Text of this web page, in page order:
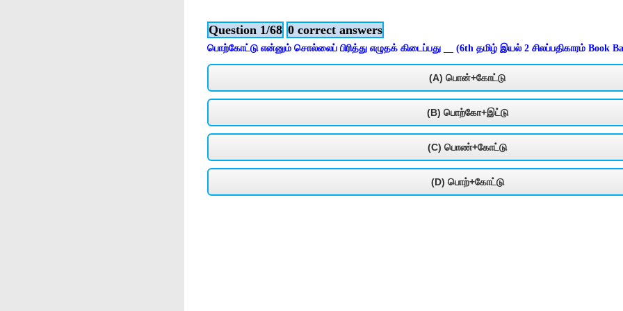
Question 1/68 0 correct answers
பொற்கோட்டு என்னும் சொல்லைப் பிரித்து எழுதக் கிடைப்பது __ (6th தமிழ் இயல் 2 சிலப்பதிகாரம் Book
(A) பொன்+கோட்டு
(B) பொற்கோ+இட்டு
(C) பொண்+கோட்டு
(D) பொற்+கோட்டு